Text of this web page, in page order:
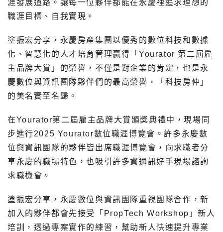
涯發展道路。讓每一位夥伴都能在永慶裡追求理想的
職涯目標、自我實現。
塗振宏分享，永慶房產集團以優秀的數位科技和數據
化、智慧化的人才培育管理贏得「Yourator 第二屆雇
主品牌大賞」的榮譽，不僅是對企業的肯定，也是永
慶數位與資訊團隊夥伴們的最高榮譽，「科技房仲」
的美名實至名歸。
在Yourator第二屆雇主品牌大賞頒獎典禮中，現場同
步進行2025 Yourator數位職涯博覽會。許多永慶數
位與資訊團隊的夥伴皆出席職涯博覽會，向求職者分
享永慶的職場特色，也吸引許多資通訊好手現場諮詢
求職機會。
塗振宏分享，永慶數位與資訊團隊重視團隊合作，新
加入的夥伴都會先接受「PropTech Workshop」新人
培訓，透過專案實作的練習，幫助新人快速提升專業